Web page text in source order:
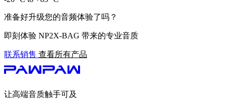
准备好升级您的音频体验了吗？
即刻体验 NP2X-BAG 带来的专业音质
联系销售 查看所有产品
让高端音质触手可及